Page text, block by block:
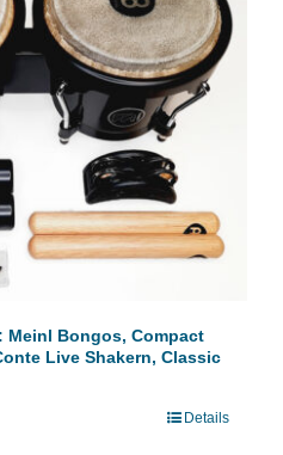
Meinl Bongos, Compact
Live Shakern, Classic
Details